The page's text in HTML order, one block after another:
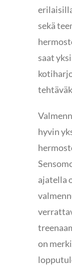
sekä
saat
hyvin
ajatella
on